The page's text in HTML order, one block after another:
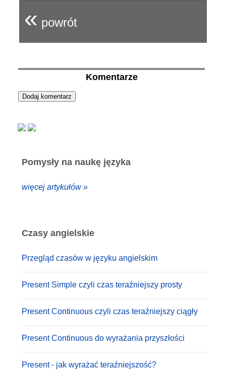
« powrót
Komentarze
Pomysły na naukę języka
więcej artykułów »
Czasy angielskie
Przegląd czasów w języku angielskim
Present Simple czyli czas teraźniejszy prosty
Present Continuous czyli czas teraźniejszy ciągły
Present Continuous do wyrażania przyszłości
Present - jak wyrażać teraźniejszość?